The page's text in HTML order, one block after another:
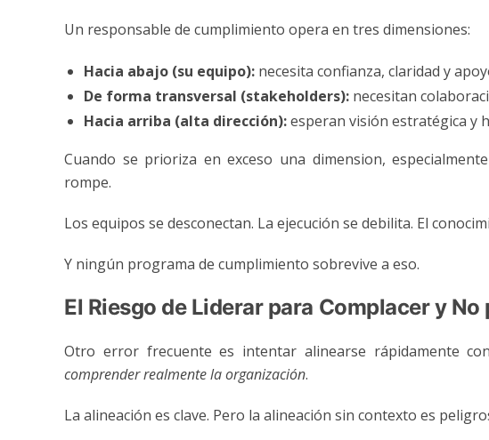
Un responsable de cumplimiento opera en tres dimensiones:
Hacia abajo (su equipo): necesita confianza, claridad y
De forma transversal (stakeholders): necesitan
Hacia arriba (alta dirección):esperan visión estratégica y
Cuando se prioriza en exceso una dimension,
rompe.
Los equipos se desconectan. La ejecución se debilita. El
Y ningún programa de cumplimiento sobrevive a eso.
El Riesgo de Liderar para Complacer y No
Otro error frecuente es intentar alinearse rápidamente
comprender realmente la organización.
La alineación es clave. Pero la alineación sin contexto es